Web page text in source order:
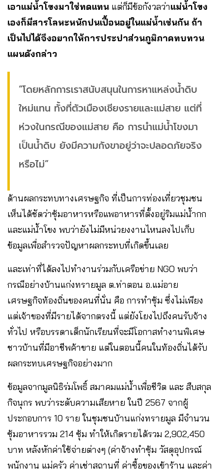
เอาแม่น้ำโขงมาใช่ทดแทน แต่ก็มีข้อกังวลว่าแม่น้ำโขง
เองก็มีสารโลหะหนักปนเปื้อนอยู่ในแม่น้ำเช่นกัน ถ้า
เป็นไปได้จึงอยากให้การประปาส่วนภูมิภาคทบทวน
แผนดังกล่าว
“โดยหลักการเราสนับสนุนในการหาแหล่งน้ำดิบ
ใหม่แทน ทั้งที่ตัวเมืองเชียงรายและแม่สาย แต่ที่
ห่วงในกรณีของแม่สาย คือ การนำแม่น้ำโขงมา
เป็นน้ำดิบ ยังมีความกังขาอยู่ว่าจะปลอดภัยจริง
หรือไม่”
ด้านผลกระทบทางเศรษฐกิจ ที่เป็นการท่องเที่ยวชุมชน
เห็นได้ชัดว่าซุ้มอาหารหรือแพอาหารที่ตั้งอยู่ริมแม่น้ำกก
และแม่น้ำโขง พบว่ายังไม่มีหน่วยงงานไหนลงไปเก็บ
ข้อมูลเพื่อสำรวจปัญหาผลกระทบที่เกิดขึ้นเลย
และเท่าที่ได้ลงไปทำงานร่วมกับเครือข่าย NGO พบว่า
กรณีอย่างบ้านแก่งทรายมูล ต.ท่าตอน อ.แม่อาย
เศรษฐกิจท้องถิ่นของคนที่นั่น คือ การทำซุ้ม ซึ่งไม่เพียง
แต่เจ้าของที่มีรายได้จากตรงนี้ แต่ยังโยงไปถึงคนรับจ้าง
ทั่วไป หรือบรรดาเด็กนักเรียนที่จะมีโอกาสทำงานพิเศษ
ชาวบ้านที่มีอาชีพค้าขาย แต่ในตอนนี้คนในท้องถิ่นได้รับ
ผลกระทบเศรษฐกิจอย่างมาก
ข้อมูลจากมูลนิธิร่มโพธิ์ สมาคมแม่น้ำเพื่อชีวิต และ สืบสกุล
กิจนุกร พบว่าระดับความเสียหาย ในปี 2567 จากผู้
ประกอบการ 10 ราย ในชุมชนบ้านแก่งทรายมูล มีจำนวน
ซุ้มอาหารรวม 214 ซุ้ม ทำให้เกิดรายได้รวม 2,902,450
บาท หลังหักค่าใช้จ่ายต่างๆ (ค่าจ้างทำซุ้ม วัสดุอุปกรณ์
พนักงาน แม่ครัว ค่าเช่าสถานที่ ค่าซื้อของเข้าร้าน และค่า